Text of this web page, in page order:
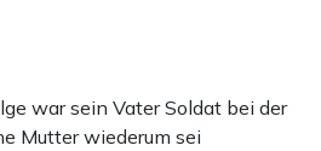
war sein Vater Soldat bei der
Mutter wiederum sei